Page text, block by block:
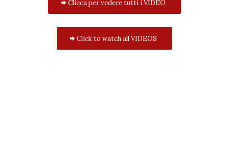
Clicca per vedere tutti i VIDEO
Click to watch all VIDEOS